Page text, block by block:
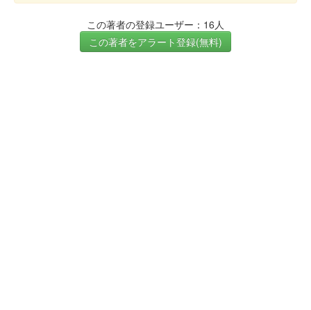
この著者の登録ユーザー：16人
この著者をアラート登録(無料)